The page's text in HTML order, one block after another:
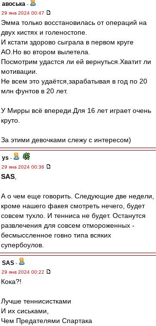
авоська -
29 янв 2024 00:47
Эмма только восстановилась от операций на
двух кистях и голеностопе.
И кстати здорово сыграла в первом круге
АО.Но во втором вылетела.
Посмотрим удастся ли ей вернуться.Хватит ли
мотивации.
Не всем это удаётся,зарабатывая в год по 20
млн фунтов в 20 лет.
У Мирры всё впереди.Для 16 лет играет очень
круто.
За этими девочками слежу с интересом)
ys -
29 янв 2024 00:36
SAS
А о чем еще говорить. Следующие две недели,
кроме нашего факея смотреть нечего, будет
совсем тухло. И тенниса не будет. Останутся
развлечения для совсем отмороженных -
бесмыссленное говно типа всяких
супербоулов.
SAS -
29 янв 2024 00:22
Кока?!
Лучше теннисистками
И их сиськами,
Чем Предателями Спартака